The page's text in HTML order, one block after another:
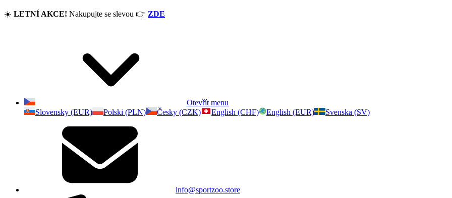
☀️ LETNÍ AKCE! Nakupujte se slevou 👉 ZDE
Otevřít menu
Slovensky (EUR)
Polski (PLN) Česky (CZK) English (CHF) English (EUR) Svenska (SV)
info@sportzoo.store